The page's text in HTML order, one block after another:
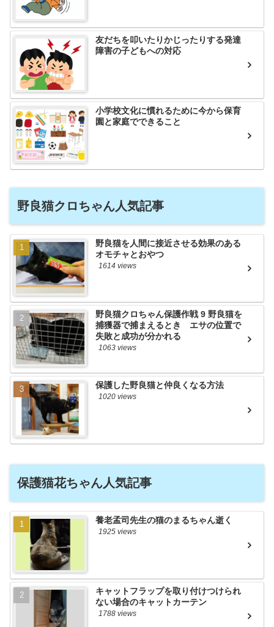
友だちを叩いたりかじったりする発達
障害の子どもへの対応
小学校文化に慣れるために今から保育
園と家庭でできること
野良猫クロちゃん人気記事
野良猫を人間に接近させる効果のある
オモチャとおやつ
1614 views
野良猫クロちゃん保護作戦 9 野良猫を
捕獲器で捕まえるとき エサの位置で
失敗と成功が分かれる
1063 views
保護した野良猫と仲良くなる方法
1020 views
保護猫花ちゃん人気記事
養老孟司先生の猫のまるちゃん逝く
1925 views
キャットフラップを取り付けつけられ
ない場合のキャットカーテン
1788 views